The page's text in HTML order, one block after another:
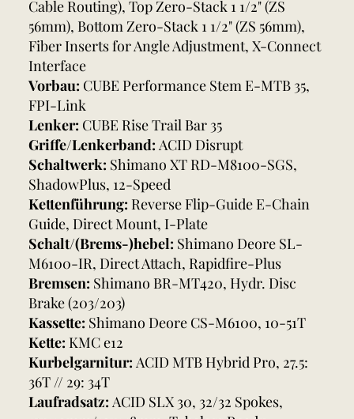
Cable Routing), Top Zero-Stack 1 1/2" (ZS
56mm), Bottom Zero-Stack 1 1/2" (ZS 56mm),
Fiber Inserts for Angle Adjustment, X-Connect
Interface
Vorbau: CUBE Performance Stem E-MTB 35,
FPI-Link
Lenker: CUBE Rise Trail Bar 35
Griffe/Lenkerband: ACID Disrupt
Schaltwerk: Shimano XT RD-M8100-SGS,
ShadowPlus, 12-Speed
Kettenführung: Reverse Flip-Guide E-Chain
Guide, Direct Mount, I-Plate
Schalt/(Brems-)hebel: Shimano Deore SL-
M6100-IR, Direct Attach, Rapidfire-Plus
Bremsen: Shimano BR-MT420, Hydr. Disc
Brake (203/203)
Kassette: Shimano Deore CS-M6100, 10-51T
Kette: KMC e12
Kurbelgarnitur: ACID MTB Hybrid Pro, 27.5:
36T // 29: 34T
Laufradsatz: ACID SLX 30, 32/32 Spokes,